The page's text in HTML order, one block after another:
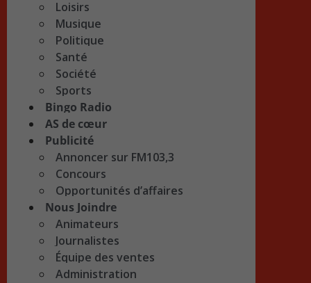
Loisirs
Musique
Politique
Santé
Société
Sports
Bingo Radio
AS de cœur
Publicité
Annoncer sur FM103,3
Concours
Opportunités d’affaires
Nous Joindre
Animateurs
Journalistes
Équipe des ventes
Administration